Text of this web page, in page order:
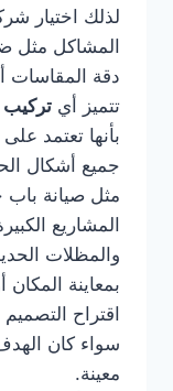
لذلك اختيار
المشاكل مثل
دقة المقاسات
تتميز أي تركيب
بأنها تعتمد
جميع أشكال
مثل صيانة باب
المشاريع
والمظلات
بمعاينة المكان
اقتراح
سواء كان
معينة.